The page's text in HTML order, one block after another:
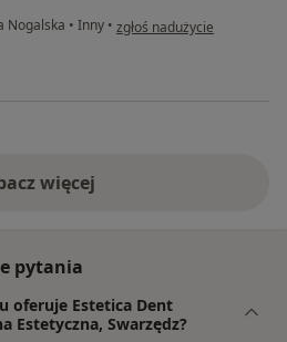
Nogalska • Inny • w opinii użytkownika Anna
zgłoś nadużycie
więcej
pytania
oferuje Estetica Dent
Estetyczna, Swarzędz?